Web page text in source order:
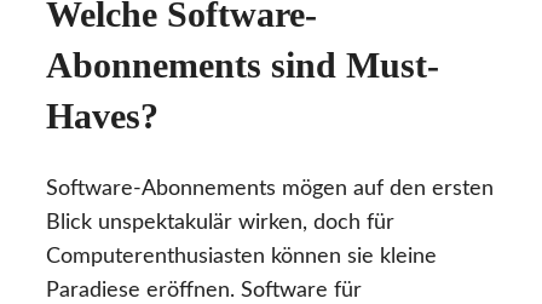
Welche Software-
Abonnements sind Must-
Haves?
Software-Abonnements mögen auf den ersten
Blick unspektakulär wirken, doch für
Computerenthusiasten können sie kleine
Paradiese eröffnen. Software für